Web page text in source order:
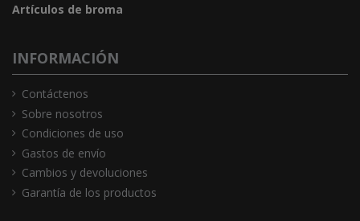
Artículos de broma
INFORMACIÓN
Contáctenos
Sobre nosotros
Condiciones de uso
Gastos de envío
Cambios y devoluciones
Garantía de los productos